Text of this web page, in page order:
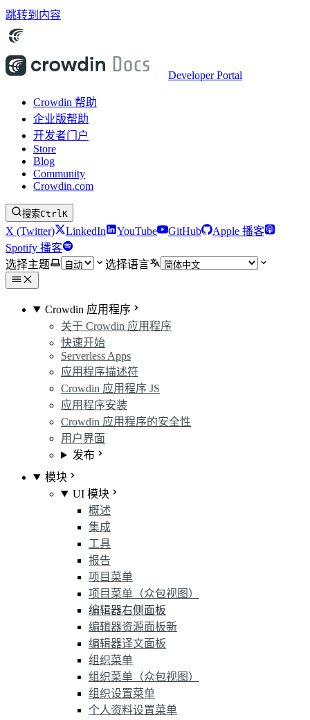
跳转到内容
Developer Portal
Crowdin 帮助
企业版帮助
开发者门户
Store
Blog
Community
Crowdin.com
搜索CtrlK
X (Twitter) LinkedIn YouTube GitHub
Apple 播客
Spotify 播客
选择主题
选择语言
Crowdin 应用程序
关于 Crowdin 应用程序
快速开始
Serverless Apps
应用程序描述符
Crowdin 应用程序 JS
应用程序安装
Crowdin 应用程序的安全性
用户界面
发布
模块
UI 模块
概述
集成
工具
报告
项目菜单
项目菜单（众包视图）
编辑器右侧面板
编辑器资源面板新
编辑器译文面板
组织菜单
组织菜单（众包视图）
组织设置菜单
个人资料设置菜单